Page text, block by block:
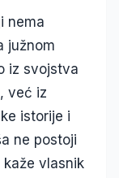
nema
južnom
iz svojstva
već iz
istorije i
ne postoji
kaže vlasnik